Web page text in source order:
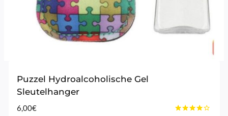
Puzzel Hydroalcoholische Gel
Sleutelhanger
6,00€